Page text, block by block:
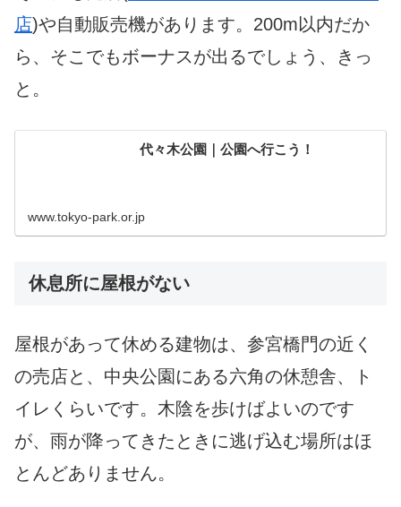
店)や自動販売機があります。200m以内だか
ら、そこでもボーナスが出るでしょう、きっ
と。
代々木公園｜公園へ行こう！
www.tokyo-park.or.jp
休息所に屋根がない
屋根があって休める建物は、参宮橋門の近く
の売店と、中央公園にある六角の休憩舎、ト
イレくらいです。木陰を歩けばよいのです
が、雨が降ってきたときに逃げ込む場所はほ
とんどありません。